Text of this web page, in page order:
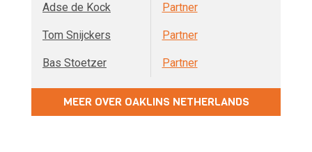
Adse de Kock Partner
Tom Snijckers Partner
Bas Stoetzer Partner
MEER OVER OAKLINS NETHERLANDS